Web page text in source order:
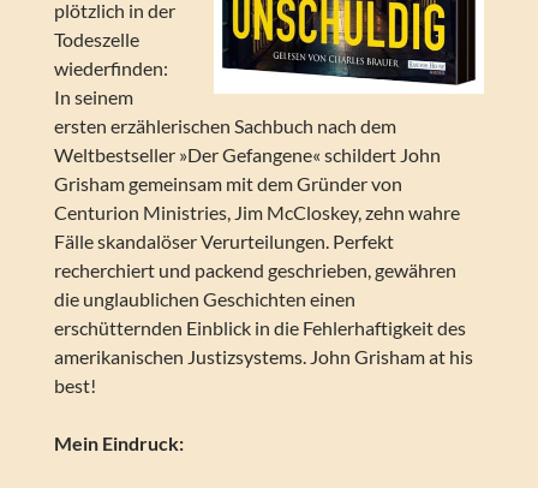
plötzlich in der
Todeszelle
wiederfinden:
In seinem
ersten erzählerischen Sachbuch nach dem
Weltbestseller »Der Gefangene« schildert John
Grisham gemeinsam mit dem Gründer von
Centurion Ministries, Jim McCloskey, zehn wahre
Fälle skandalöser Verurteilungen. Perfekt
recherchiert und packend geschrieben, gewähren
die unglaublichen Geschichten einen
erschütternden Einblick in die Fehlerhaftigkeit des
amerikanischen Justizsystems. John Grisham at his
best!
Mein Eindruck: